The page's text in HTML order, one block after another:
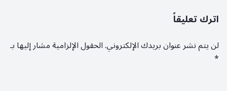
اترك تعليقاً
لن يتم نشر عنوان بريدك الإلكتروني.الحقول الإلزامية مشار إليها بـ
*